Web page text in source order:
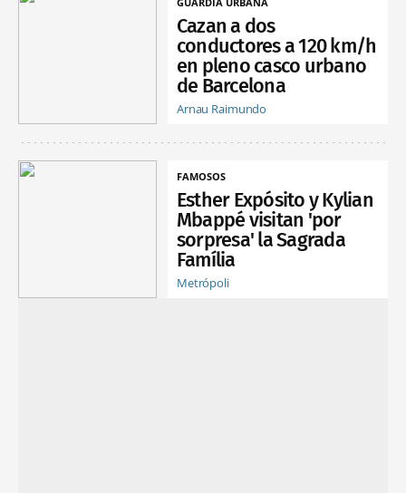
Cazan a dos
conductores a 120 km/h
en pleno casco urbano
de Barcelona
Arnau Raimundo
FAMOSOS
Esther Expósito y Kylian
Mbappé visitan 'por
sorpresa' la Sagrada
Família
Metrópoli